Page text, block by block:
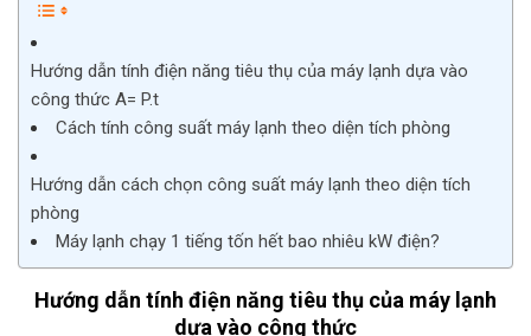
Hướng dẫn tính điện năng tiêu thụ của máy lạnh dựa vào
công thức A= P.t
Cách tính công suất máy lạnh theo diện tích phòng
Hướng dẫn cách chọn công suất máy lạnh theo diện tích
phòng
Máy lạnh chạy 1 tiếng tốn hết bao nhiêu kW điện?
Hướng dẫn tính điện năng tiêu thụ của máy lạnh
dựa vào công thức